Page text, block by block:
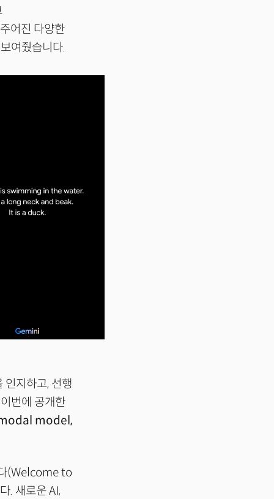
어진 다양한
여줬습니다.
지하고, 선행
번에 공개한
model,
(Welcome to
. 새로운 AI,